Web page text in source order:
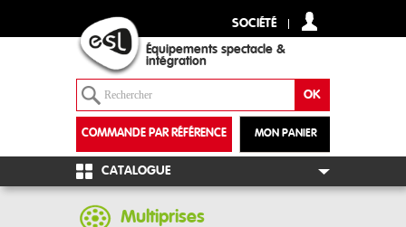
SOCIÉTÉ
Équipements spectacle &
intégration
MON PANIER
COMMANDE PAR RÉFÉRENCE
+
CATALOGUE
Multiprises